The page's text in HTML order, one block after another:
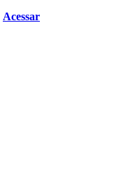
Acessar